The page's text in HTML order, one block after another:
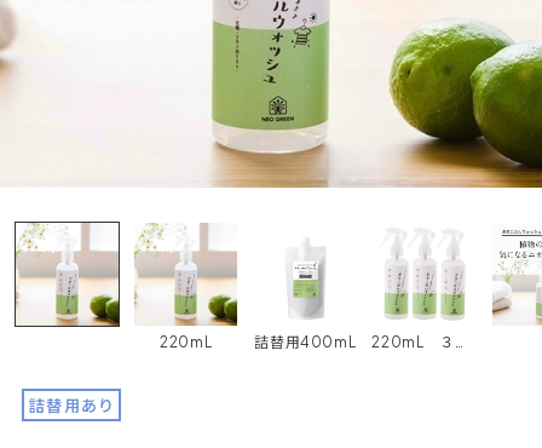
220mL 詰替用400mL 220mL ３本セット
詰替用あり